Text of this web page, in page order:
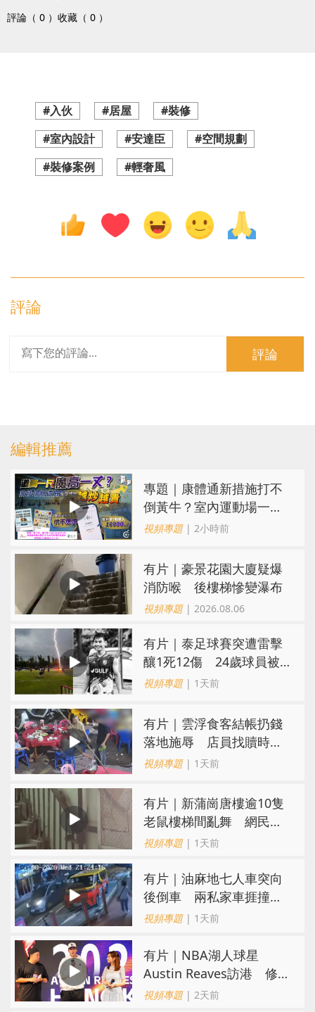
評論（ 0 ） 收藏（ 0 ）
#入伙 #居屋
#裝修
#室內設計
#安達臣
#空間規劃
#裝修案例
#輕奢風
評論
評論
編輯推薦
專題｜康體通新措施打不
倒黃牛？室內運動場一場
難求越炒越貴
視頻專題| 2小時前
有片｜豪景花園大廈疑爆
消防喉 後樓梯慘變瀑布
視頻專題| 2026.08.06
有片｜泰足球賽突遭雷擊
釀1死12傷 24歲球員被
閃電劈中亡
視頻專題| 1天前
​有片｜雲浮食客結帳扔錢
落地施辱 店員找贖時還
施彼身獲老闆肯定
視頻專題| 1天前
有片｜新蒲崗唐樓逾10隻
老鼠樓梯間亂舞 網民嚇
親：每次經過都要好大勇
視頻專題| 1天前
有片｜油麻地七人車突向
後倒車 兩私家車捱撞
司機不顧而去
視頻專題| 1天前
有片｜NBA湖人球星
Austin Reaves訪港 修
頓與青少年交流球技
視頻專題| 2天前